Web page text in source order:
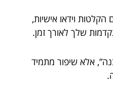
וידאו אישיות,
שלך לאורך זמן.
אלא שיפור מתמיד